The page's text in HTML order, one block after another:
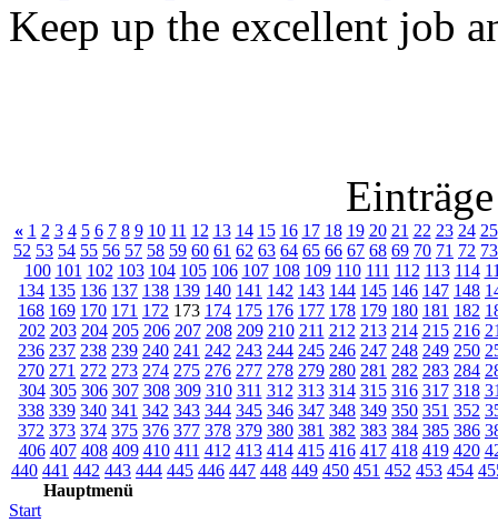
Keep up the excellent job
« 1 2 3 4 5 6 7 8 9 10 11 12 13 14 15 16 17 18 19 20 21 22 23 24 25
52 53 54 55 56 57 58 59 60 61 62 63 64 65 66 67 68 69 70 71 72 73
100 101 102 103 104 105 106 107 108 109 110 111 112 113 114
134 135 136 137 138 139 140 141 142 143 144 145 146 147 148
168 169 170 171 172 173 174 175 176 177 178 179 180 181 182
202 203 204 205 206 207 208 209 210 211 212 213 214 215 216
236 237 238 239 240 241 242 243 244 245 246 247 248 249 250
270 271 272 273 274 275 276 277 278 279 280 281 282 283 284
304 305 306 307 308 309 310 311 312 313 314 315 316 317 318
338 339 340 341 342 343 344 345 346 347 348 349 350 351 352
372 373 374 375 376 377 378 379 380 381 382 383 384 385 386
406 407 408 409 410 411 412 413 414 415 416 417 418 419 420
440 441 442 443 444 445 446 447 448 449 450 451 452 453 454
Hauptmenü
Start